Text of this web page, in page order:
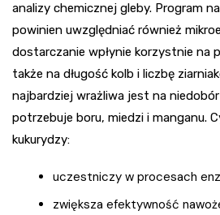
analizy chemicznej gleby. Program
powinien uwzględniać również
dostarczanie wpłynie korzystnie na
także na długość kolb i liczbę
najbardziej wrażliwa jest na
potrzebuje boru, miedzi i manganu.
kukurydzy:
uczestniczy w procesach
zwiększa efektywność